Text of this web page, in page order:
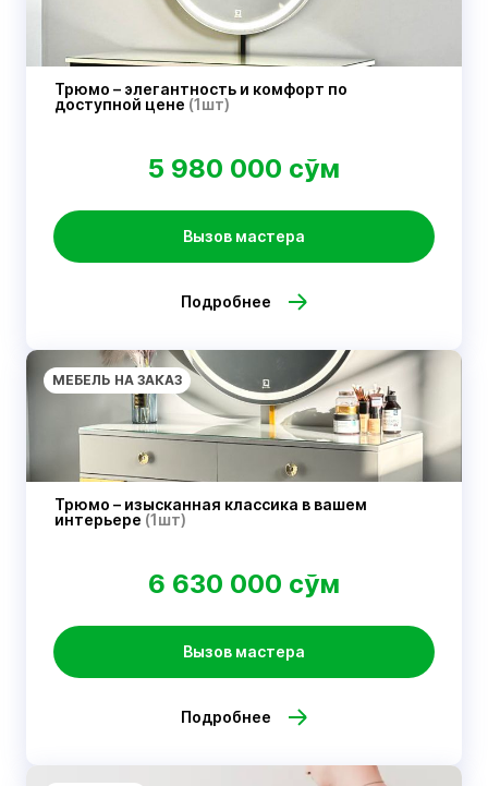
Трюмо – элегантность и комфорт по
доступной цене (1шт)
5 980 000 сўм
Вызов мастера
Подробнее
МЕБЕЛЬ НА ЗАКАЗ
Трюмо – изысканная классика в вашем
интерьере (1шт)
6 630 000 сўм
Вызов мастера
Подробнее